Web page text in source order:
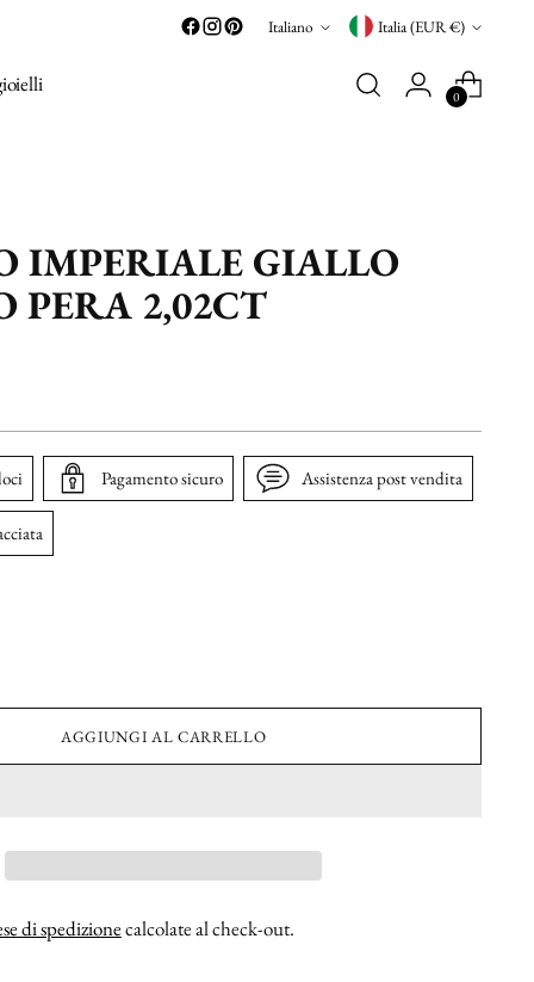
Lingua
Italiano Valuta Italia (EUR €)
0
IMPERIALE GIALLO
PERA 2,02CT
Pagamento sicuro Assistenza post vendita
AGGIUNGI AL CARRELLO
di spedizionecalcolate al check-out.